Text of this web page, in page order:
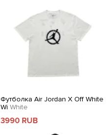
Футболка Air Jordan X Off White
Wi White
3990 RUB